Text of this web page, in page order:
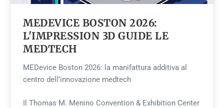
MEDEVICE BOSTON 2026:
L'IMPRESSION 3D GUIDE LE
MEDTECH
MEDevice Boston 2026: la manifattura additiva al
centro dell’innovazione medtech
Il Thomas M. Menino Convention & Exhibition Center